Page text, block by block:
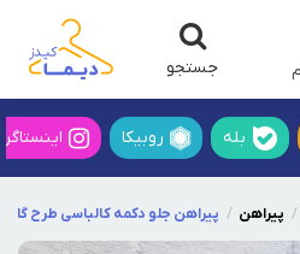
جستجو
بله روبیکا
پیراهن پیراهن جلو دکمه کالباسی طرح